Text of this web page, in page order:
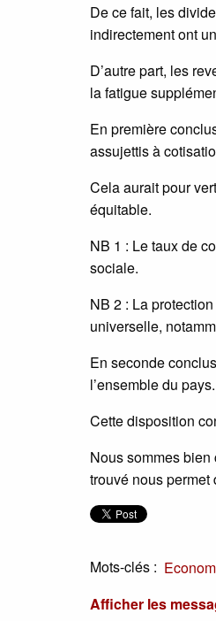
De ce fait, les
indirectement ont
D’autre part, les
la fatigue
En première
assujettis à
Cela aurait pour
équitable.
NB 1 : Le taux de
sociale.
NB 2 : La
universelle,
En seconde
l’ensemble du pays.
Cette disposition
Nous sommes bien
trouvé nous
Mots-clés :
Afficher les